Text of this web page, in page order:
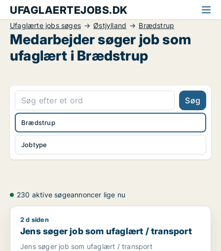
UFAGLAERTEJOBS.DK
Ufaglærte jobs søges Østjylland Brædstrup
Medarbejder søger job som
ufaglært i Brædstrup
Søg
Jobtype
Brædstrup
230 aktive søgeannoncer lige nu
Jens søger job som ufaglært / transport
2 d siden
Jens søger job som ufaglært / transport
Jens søger job som ufaglært / transport